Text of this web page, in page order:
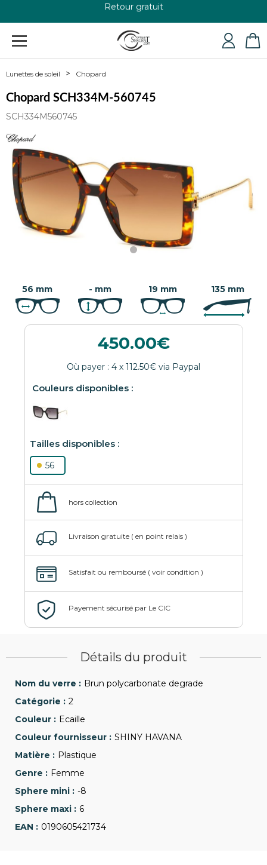
+33 4 79 24 76 84
Lunettes de soleil Chopard
Chopard SCH334M-560745
SCH334M560745
56 mm - mm 19 mm 135 mm
450.00
56
Détails du produit
Brun polycarbonate degrade
2
Ecaille
SHINY HAVANA
Plastique
Femme
-8
6
0190605421734